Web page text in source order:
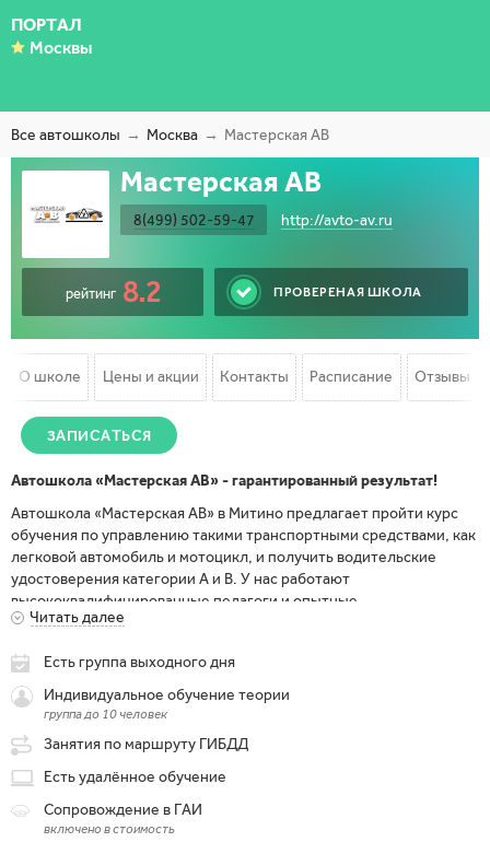
ПОРТАЛ
Москвы
Все автошколы Москва Мастерская АВ
Мастерская АВ
8(499) 502-59-47 http://avto-av.ru
рейтинг 8.2 ПРОВЕРЕНАЯ ШКОЛА
О школе Цены и акции Контакты Расписание Отзывы
ЗАПИСАТЬСЯ
Автошкола «Мастерская АВ» - гарантированный результат!
Автошкола «Мастерская АВ» в Митино предлагает пройти курс
обучения по управлению такими транспортными средствами, как
легковой автомобиль и мотоцикл, и получить водительские
удостоверения категории А и В. У нас работают
высококвалифицированные педагоги и опытные
профессиональные инструктора, которые в простой и понятной
практические основы вождения. По окончании курса
подавляющее большинство наших учеников успешно сдает
экзамен в ГИБДД под чутким присмотром сотрудников школы и
получает права. Мы заслуженно гордимся тем, что выпускаем на
дороги достойных водителей: грамотных, вежливых и
внимательных к себе и окружающим.
Читать далее
Есть группа выходного дня
Индивидуальное обучение теории
группа до 10 человек
Занятия по маршруту ГИБДД
Есть удалённое обучение
Сопровождение в ГАИ
включено в стоимость